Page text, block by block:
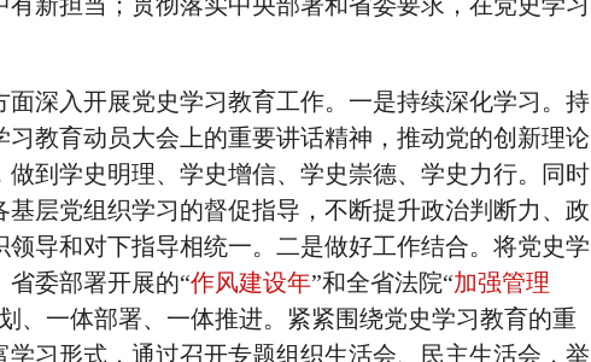
深入开展党史学习教育工作。一是持续深化学习。持
教育动员大会上的重要讲话精神，推动党的创新理论
到学史明理、学史增信、学史崇德、学史力行。同时
层党组织学习的督促指导，不断提升政治判断力、政
导和对下指导相统一。二是做好工作结合。将党史学
省委部署开展的“作风建设年”和全省法院“加强管理
、一体部署、一体推进。紧紧围绕党史学习教育的重
习形式，通过召开专题组织生活会、民主生活会，举